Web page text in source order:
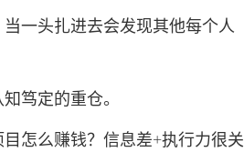
一头扎进去会发现其他每个人
笃定的重仓。
怎么赚钱？信息差+执行力很关